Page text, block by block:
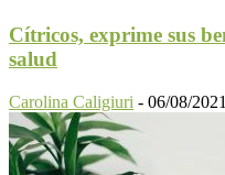
Cítricos, exprime sus
salud
Carolina Caligiuri - 06/08/2021